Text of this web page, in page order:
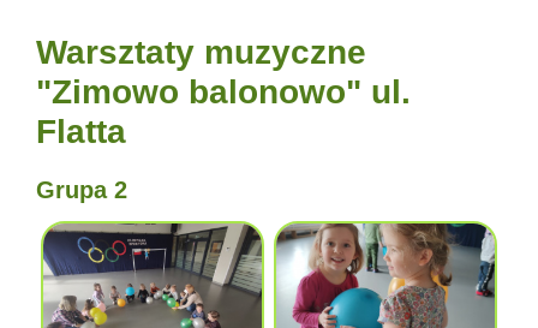
Warsztaty muzyczne
"Zimowo balonowo" ul.
Flatta
Grupa 2